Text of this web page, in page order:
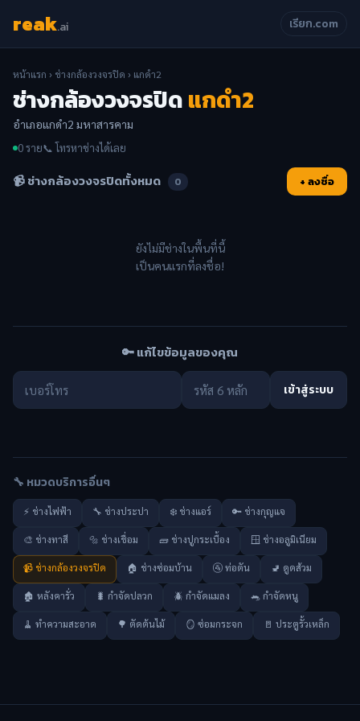
reak.ai เรียก.com
หน้าแรก › ช่างกล้องวงจรปิด › แกดำ2
ช่างกล้องวงจรปิดแกดำ2
อำเภอแกดำ2 มหาสารคาม
0 ราย📞 โทรหาช่างได้เลย
📹 ช่างกล้องวงจรปิดทั้งหมด 0 + ลงชื่อ
ยังไม่มีช่างในพื้นที่นี้
เป็นคนแรกที่ลงชื่อ!
🔑 แก้ไขข้อมูลของคุณ
เข้าสู่ระบบ
🔧 หมวดบริการอื่นๆ
⚡ ช่างไฟฟ้า 🔧 ช่างประปา ❄️ ช่างแอร์ 🔑 ช่างกุญแจ
🎨 ช่างทาสี 🔩 ช่างเชื่อม 🧱 ช่างปูกระเบื้อง 🪟 ช่างอลูมิเนียม
📹 ช่างกล้องวงจรปิด 🏠 ช่างซ่อมบ้าน 🚰 ท่อตัน 🚽 ดูดส้วม
🏚️ หลังคารั่ว 🐛 กำจัดปลวก 🪲 กำจัดแมลง 🐀 กำจัดหนู
🧹 ทำความสะอาด 🌳 ตัดต้นไม้ 🪞 ซ่อมกระจก 🚪 ประตูรั้วเหล็ก